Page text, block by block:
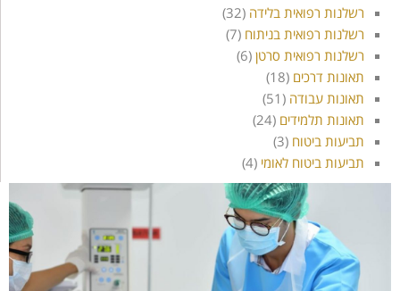
רשלנות רפואית בלידה (32)
רשלנות רפואית בניתוח (7)
רשלנות רפואית סרטן (6)
תאונות דרכים (18)
תאונות עבודה (51)
תאונות תלמידים (24)
תביעות ביטוח (3)
תביעות ביטוח לאומי (4)